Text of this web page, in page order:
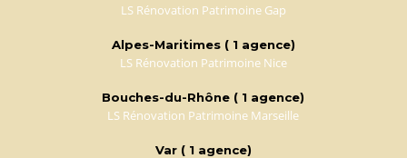
LS Rénovation Patrimoine Gap
Alpes-Maritimes ( 1 agence)
LS Rénovation Patrimoine Nice
Bouches-du-Rhône ( 1 agence)
LS Rénovation Patrimoine Marseille
Var ( 1 agence)